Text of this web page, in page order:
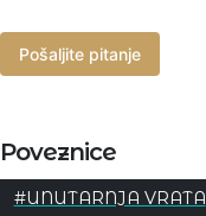
Pošaljite pitanje
Poveznice
#UNUTARNJA VRATA